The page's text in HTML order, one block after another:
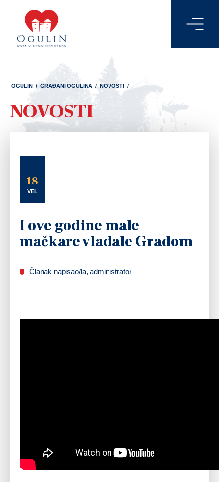
OGULIN / GRAĐANI OGULINA / NOVOSTI /
NOVOSTI
18
VEL
I ove godine male
mačkare vladale Gradom
Članak napisao/la, administrator